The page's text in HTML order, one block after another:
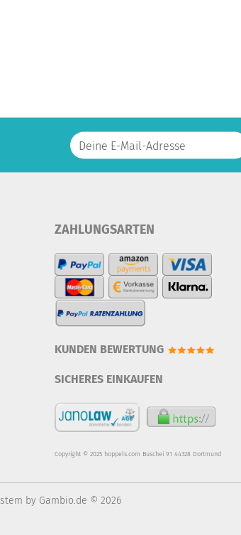
ZAHLUNGSARTEN
KUNDEN BEWERTUNG
SICHERES EINKAUFEN
Copyright © 2025 hoppels.com Buschei 91 44328 Dortmund
by Gambio.de © 2026